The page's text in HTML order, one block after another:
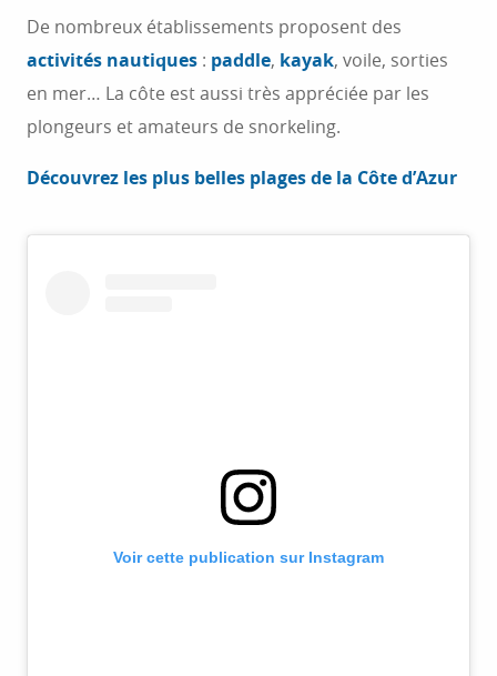
De nombreux établissements proposent des
activités nautiques : paddle, kayak, voile, sorties
en mer… La côte est aussi très appréciée par les
plongeurs et amateurs de snorkeling.
Découvrez les plus belles plages de la Côte d’Azur
Voir cette publication sur Instagram